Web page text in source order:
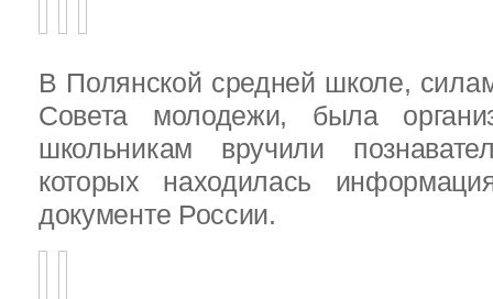
В Полянской средней школе,
Совета молодежи, была
школьникам вручили
которых находилась
документе России.